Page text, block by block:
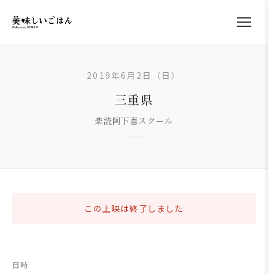
2019年6月2日（日）
三重県
楽読阿下喜スクール
この上映は終了しました
日時